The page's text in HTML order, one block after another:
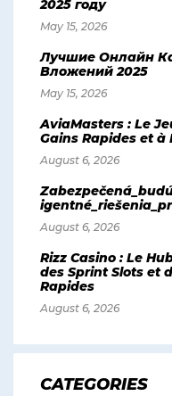
2025 году
May 15, 2026
Лучшие Онлайн
Вложений 2025
May 15, 2026
AviaMasters : Le
Gains Rapides et
August 6, 2026
August 6, 2026
Rizz Casino : Le
des Sprint Slots et
Rapides
August 6, 2026
CATEGORIES